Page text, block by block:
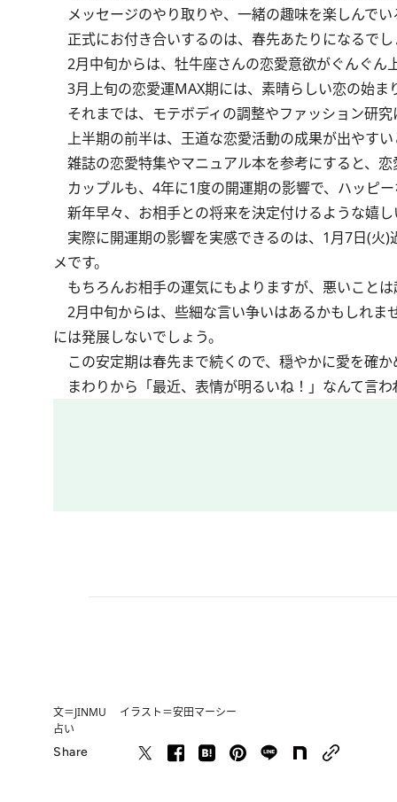
メッセージのやり取りや、一緒の趣味を楽しんで
正式にお付き合いするのは、春先あたりになるでし
2月中旬からは、牡牛座さんの恋愛意欲がぐんぐん
3月上旬の恋愛運MAX期には、素晴らしい恋の始ま
それまでは、モテボディの調整やファッション研
上半期の前半は、王道な恋愛活動の成果が出やすい
雑誌の恋愛特集やマニュアル本を参考にすると、
カップルも、4年に1度の開運期の影響で、ハッピ
新年早々、お相手との将来を決定付けるような嬉
実際に開運期の影響を実感できるのは、1月7日(火
メです。
もちろんお相手の運気にもよりますが、悪いこと
2月中旬からは、些細な言い争いはあるかもしれま
には発展しないでしょう。
この安定期は春先まで続くので、穏やかに愛を確
まわりから「最近、表情が明るいね！」なんて言
文＝JINMU イラスト＝安田マーシー
占い
Share